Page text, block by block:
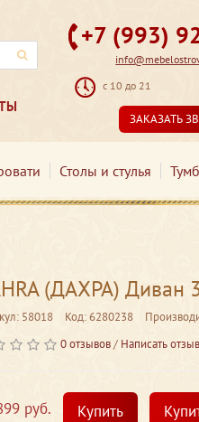
+7 (993)
с 10 до 21
ЗАКАЗАТЬ
Столы и стулья
(ДАХРА) Диван
58018 Код: 6280238
0 отзывов/ Написать отзыв
руб. Купить